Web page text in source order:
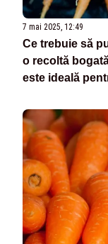
7 mai 2025, 12:49
Ce trebuie să
o recoltă
este ideală